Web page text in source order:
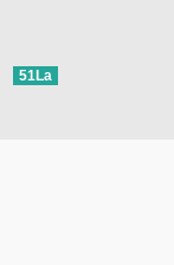
51La